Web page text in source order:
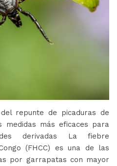
repunte de picaduras de
más eficaces para
derivadas La fiebre
(FHCC) es una de las
por garrapatas con mayor